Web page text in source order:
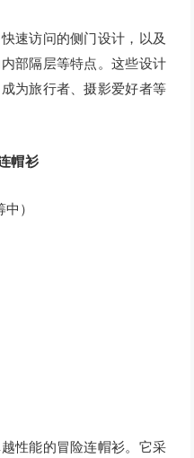
速访问的侧门设计，以及
部隔层等特点。这些设计
为旅行者、摄影爱好者等
帽衫
）
性能的冒险连帽衫。它采